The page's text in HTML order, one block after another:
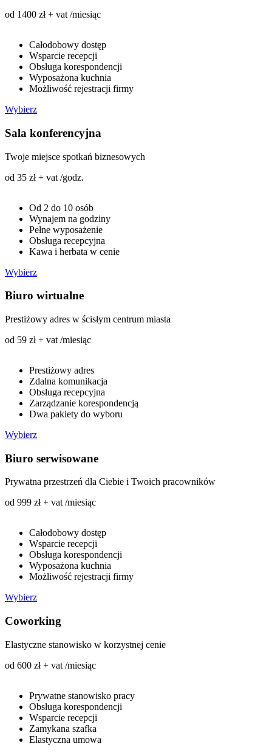
od 1400 zł + vat /miesiąc
Całodobowy dostęp
Wsparcie recepcji
Obsługa korespondencji
Wyposażona kuchnia
Możliwość rejestracji firmy
Wybierz
Sala konferencyjna
Twoje miejsce spotkań biznesowych
od 35 zł + vat /godz.
Od 2 do 10 osób
Wynajem na godziny
Pełne wyposażenie
Obsługa recepcyjna
Kawa i herbata w cenie
Wybierz
Biuro wirtualne
Prestiżowy adres w ścisłym centrum miasta
od 59 zł + vat /miesiąc
Prestiżowy adres
Zdalna komunikacja
Obsługa recepcyjna
Zarządzanie korespondencją
Dwa pakiety do wyboru
Wybierz
Biuro serwisowane
Prywatna przestrzeń dla Ciebie i Twoich pracowników
od 999 zł + vat /miesiąc
Całodobowy dostęp
Wsparcie recepcji
Obsługa korespondencji
Wyposażona kuchnia
Możliwość rejestracji firmy
Wybierz
Coworking
Elastyczne stanowisko w korzystnej cenie
od 600 zł + vat /miesiąc
Prywatne stanowisko pracy
Obsługa korespondencji
Wsparcie recepcji
Zamykana szafka
Elastyczna umowa